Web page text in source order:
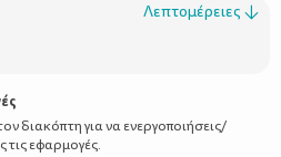
Λεπτομέρειες ↓
διακόπτη για να ενεργοποιήσεις/
τις εφαρμογές.